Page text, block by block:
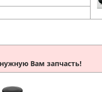
Вам запчасть!